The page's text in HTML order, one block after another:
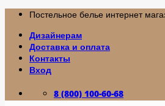
Skip
content
Постельное белье интернет
Дизайнерам
Доставка и оплата
Контакты
Вход
8 (800) 100-60-68